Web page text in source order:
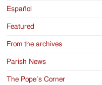
Español
Featured
From the archives
Parish News
The Pope’s Corner